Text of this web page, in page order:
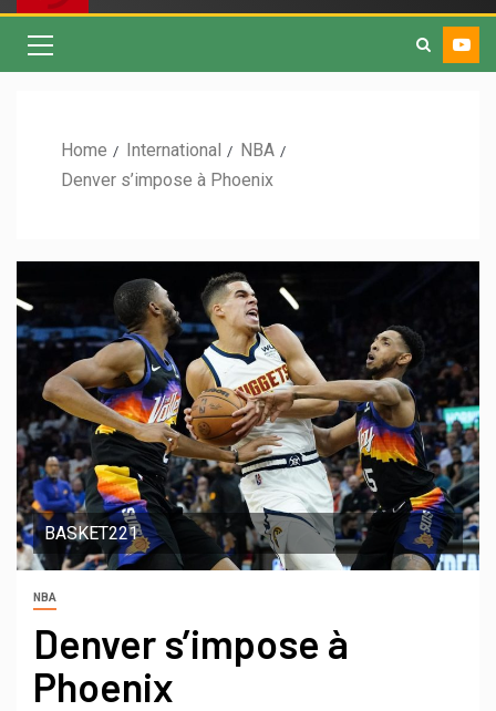
Home International
NBA
Denver s’impose à Phoenix
BASKET221
NBA
Denver s’impose à
Phoenix